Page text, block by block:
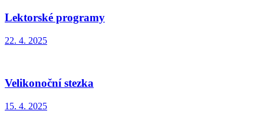
Lektorské programy
22. 4. 2025
Velikonoční stezka
15. 4. 2025